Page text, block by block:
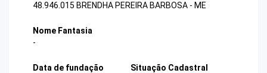
48.946.015 BRENDHA PEREIRA BARBOSA - ME
Nome Fantasia
-
Data de fundação
Situação Cadastral